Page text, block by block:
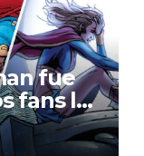
fue
fans lo